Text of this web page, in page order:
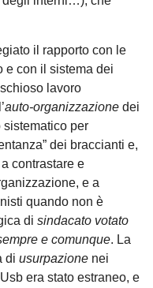
il rapporto con le
e con il sistema dei
lavoro
auto-organizzazione dei
sistematico per
dei braccianti e,
contrastare e
e a
quando non è
di sindacato votato
e comunque. La
di usurpazione nei
era stato estraneo, e